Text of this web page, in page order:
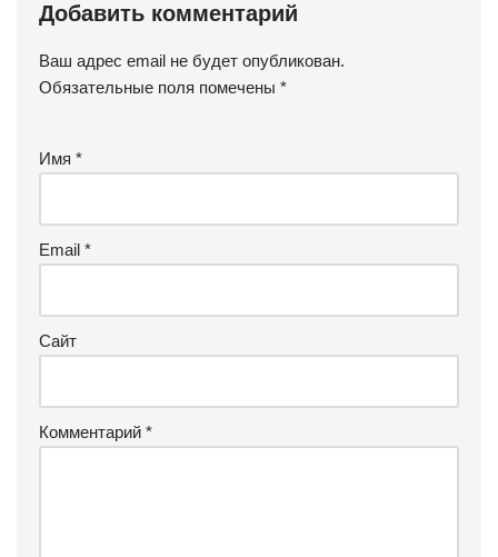
Добавить комментарий
Ваш адрес email не будет опубликован.
Обязательные поля помечены *
Имя *
Email *
Сайт
Комментарий *